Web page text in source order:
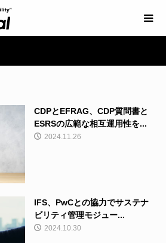
CDPとEFRAG、CDP質問書と
ESRSの広範な相互運用性を...
2024.11.26
IFS、PwCとの協力でサステナ
ビリティ管理モジュー...
2024.10.30